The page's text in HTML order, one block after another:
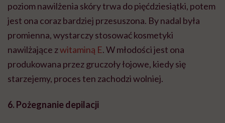
poziom nawilżenia skóry trwa do pięćdziesiątki, potem
jest ona coraz bardziej przesuszona. By nadal była
promienna, wystarczy stosować kosmetyki
nawilżające zwitaminą E. W młodości jest ona
produkowana przez gruczoły łojowe, kiedy się
starzejemy, proces ten zachodzi wolniej.
6. Pożegnanie depilacji